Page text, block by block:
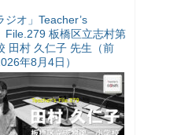
ジオ」Teacher’s
File.279 板橋区立志村第
田村 久仁子 先生（前
年8月4日）